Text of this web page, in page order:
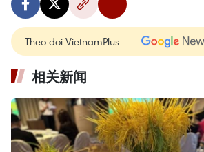
Theo dõi VietnamPlus
相关新闻